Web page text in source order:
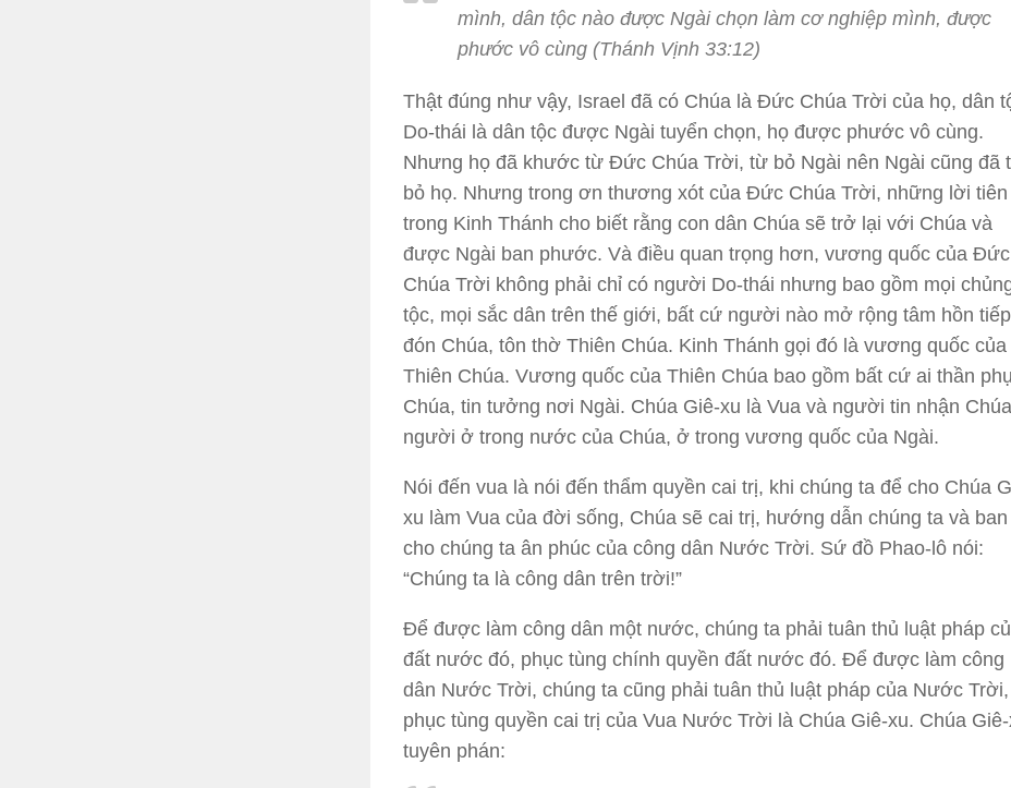
mình, dân tộc nào được Ngài chọn làm cơ nghiệp mình, được
phước vô cùng (Thánh Vịnh 33:12)
Thật đúng như vậy, Israel đã có Chúa là Đức Chúa Trời của họ, dân
Do-thái là dân tộc được Ngài tuyển chọn, họ được phước vô cùng.
Nhưng họ đã khước từ Đức Chúa Trời, từ bỏ Ngài nên Ngài cũng đã
bỏ họ. Nhưng trong ơn thương xót của Đức Chúa Trời, những lời tiên
trong Kinh Thánh cho biết rằng con dân Chúa sẽ trở lại với Chúa và
được Ngài ban phước. Và điều quan trọng hơn, vương quốc của Đức
Chúa Trời không phải chỉ có người Do-thái nhưng bao gồm mọi
tộc, mọi sắc dân trên thế giới, bất cứ người nào mở rộng tâm hồn tiếp
đón Chúa, tôn thờ Thiên Chúa. Kinh Thánh gọi đó là vương quốc của
Thiên Chúa. Vương quốc của Thiên Chúa bao gồm bất cứ ai thần
Chúa, tin tưởng nơi Ngài. Chúa Giê-xu là Vua và người tin nhận
người ở trong nước của Chúa, ở trong vương quốc của Ngài.
Nói đến vua là nói đến thẩm quyền cai trị, khi chúng ta để cho Chúa
xu làm Vua của đời sống, Chúa sẽ cai trị, hướng dẫn chúng ta và ban
cho chúng ta ân phúc của công dân Nước Trời. Sứ đồ Phao-lô nói:
“Chúng ta là công dân trên trời!”
Để được làm công dân một nước, chúng ta phải tuân thủ luật pháp
đất nước đó, phục tùng chính quyền đất nước đó. Để được làm công
dân Nước Trời, chúng ta cũng phải tuân thủ luật pháp của Nước Trời,
phục tùng quyền cai trị của Vua Nước Trời là Chúa Giê-xu. Chúa
tuyên phán: